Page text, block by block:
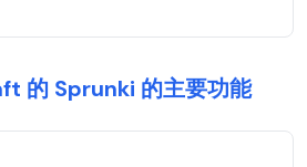
的 Sprunki 的主要功能